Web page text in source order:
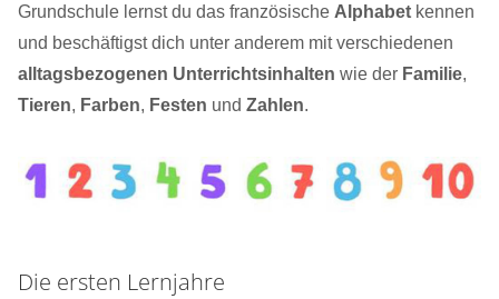
Grundschule lernst du das französische Alphabet kennen
und beschäftigst dich unter anderem mit verschiedenen
alltagsbezogenen Unterrichtsinhalten wie der Familie,
Tieren, Farben, Festen und Zahlen.
Die ersten Lernjahre